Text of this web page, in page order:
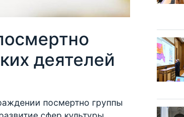
деятелей
посмертно группы